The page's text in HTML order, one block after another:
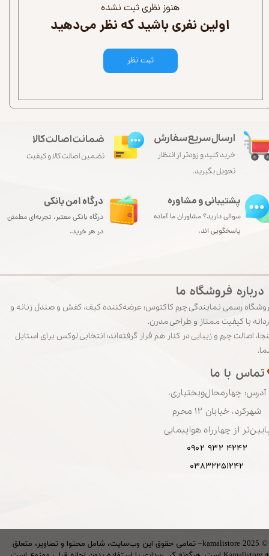
هنوز نظری ثبت نشده
اولین نفری باشید که نظر می‌دهید
ثبت نظر
© 2025 kamalistore– تمامی حقوق این وب‌سایت، شامل محتوا و تصاویر، متعلق
ارسال سریع سفارش
خرید کنید و زودتر از انتظار
تحویل بگیرید.
درگاه امن بانکی​​​​​​​
درگاه بانکی معتبر، تجربه‌ای مطمئن
در هر خرید.
ضمانت اصالت کالا
تضمین اصالت کالا و کیفیت
درباره‌‌‌‌‌‌‌‌‌‌‌‌‌ فروشگاه‌‌ ما
رسمی نمایندگی چرم کاکتوس؛ عرضه‌کننده کیف، کفش و صندل زنانه و
با کیفیت ممتاز و طراحی مدرن.
اصالت چرم و زیبایی در کنار هم قرار گرفته‌اند؛ انتخابی لوکس برای استایل
پشتیبانی و مشاوره
سوالی دارید؟ مشاوران ما آماده
پاسخگویی اند.
تماس‌ با‌ ما
آدرس: چهارمحال‌وبختیاری،
شهرکرد، خیابان ۱۲ محرم
از چهارراه هواپیمایی
۴۲۴۲ ۹۳۲ ۰۹۰۲
۰۳۸۳۲۲۵۱۲۴۲